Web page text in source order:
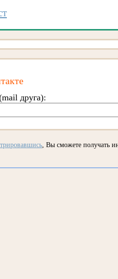
друга):
, Вы сможете получать